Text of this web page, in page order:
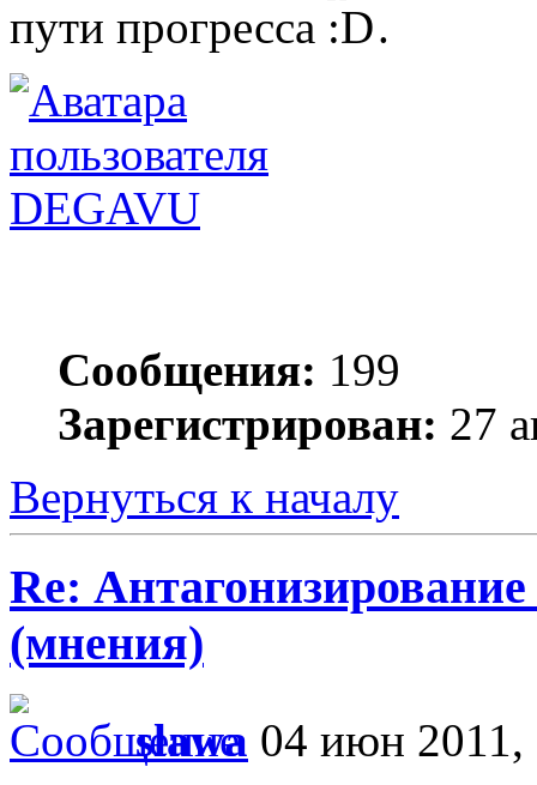
пути прогресса
.
DEGAVU
Сообщения: 199
Зарегистрирован: 27
Вернуться к началу
Re:
(мнения)
slawa 04 июн 2011,